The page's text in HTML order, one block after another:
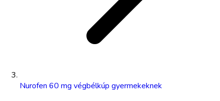
Nurofen 60 mg végbélkúp gyermekeknek